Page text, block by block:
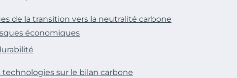
de la transition vers la neutralité carbone
économiques
technologies sur le bilan carbone